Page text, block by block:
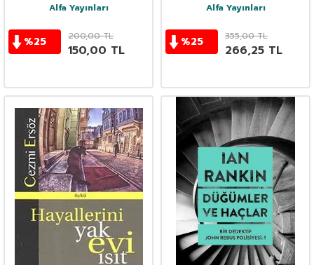
Alfa Yayınları
%25 200,00TL
150,00 TL
Alfa Yayınları
%25 355,00TL
266,25 TL